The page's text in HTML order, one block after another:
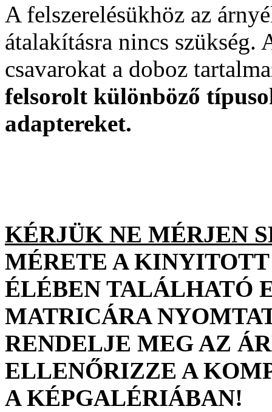
A felszerelésükhöz az
átalakításra nincs szükség.
csavarokat a doboz
felsorolt különböző
adaptereket.
KÉRJÜK NE MÉRJEN
MÉRETE A
ÉLÉBEN TALÁLHATÓ
MATRICÁRA
RENDELJE MEG AZ
ELLENŐRIZZE A
A KÉPGALÉRIÁBAN!